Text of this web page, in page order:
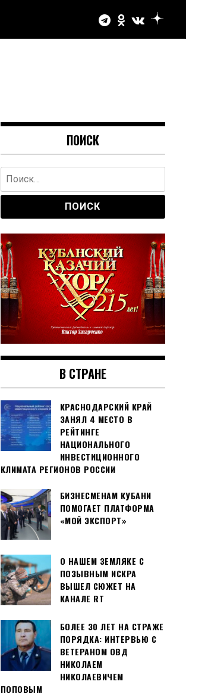
ПОИСК
Найти:
В СТРАНЕ
КРАСНОДАРСКИЙ КРАЙ
ЗАНЯЛ 4 МЕСТО В
РЕЙТИНГЕ
НАЦИОНАЛЬНОГО
ИНВЕСТИЦИОННОГО
КЛИМАТА РЕГИОНОВ РОССИИ
БИЗНЕСМЕНАМ КУБАНИ
ПОМОГАЕТ ПЛАТФОРМА
«МОЙ ЭКСПОРТ»
О НАШЕМ ЗЕМЛЯКЕ С
ПОЗЫВНЫМ ИСКРА
ВЫШЕЛ СЮЖЕТ НА
КАНАЛЕ RT
БОЛЕЕ 30 ЛЕТ НА СТРАЖЕ
ПОРЯДКА: ИНТЕРВЬЮ С
ВЕТЕРАНОМ ОВД
НИКОЛАЕМ
НИКОЛАЕВИЧЕМ
ПОПОВЫМ